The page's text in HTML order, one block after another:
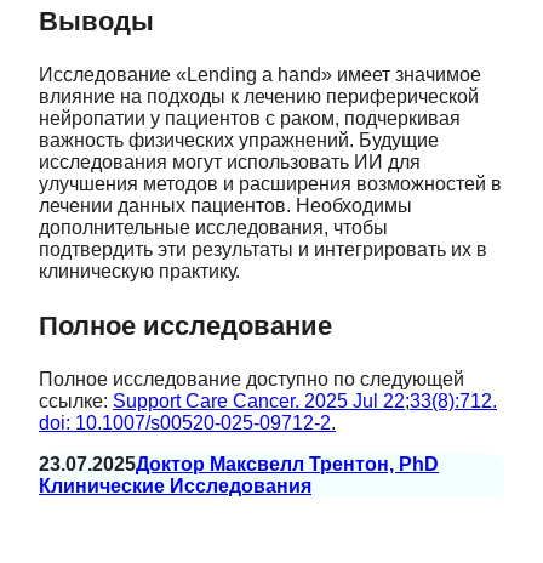
Выводы
Исследование «Lending a hand» имеет значимое
влияние на подходы к лечению периферической
нейропатии у пациентов с раком, подчеркивая
важность физических упражнений. Будущие
исследования могут использовать ИИ для
улучшения методов и расширения возможностей в
лечении данных пациентов. Необходимы
дополнительные исследования, чтобы
подтвердить эти результаты и интегрировать их в
клиническую практику.
Полное исследование
Полное исследование доступно по следующей
ссылке: Support Care Cancer. 2025 Jul 22;33(8):712.
doi: 10.1007/s00520-025-09712-2.
23.07.2025Доктор Максвелл Трентон, PhD
Клинические Исследования